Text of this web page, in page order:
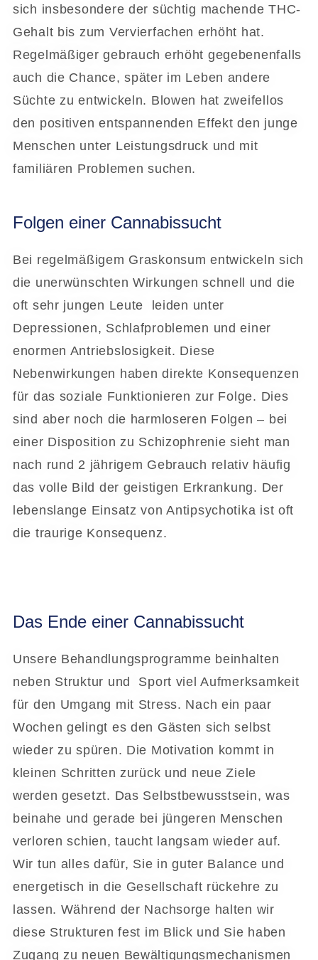
sich insbesondere der süchtig machende THC-
Gehalt bis zum Vervierfachen erhöht hat.
Regelmäßiger gebrauch erhöht gegebenenfalls
auch die Chance, später im Leben andere
Süchte zu entwickeln. Blowen hat zweifellos
den positiven entspannenden Effekt den junge
Menschen unter Leistungsdruck und mit
familiären Problemen suchen.
Folgen einer Cannabissucht
Bei regelmäßigem Graskonsum entwickeln sich
die unerwünschten Wirkungen schnell und die
oft sehr jungen Leute leiden unter
Depressionen, Schlafproblemen und einer
enormen Antriebslosigkeit. Diese
Nebenwirkungen haben direkte Konsequenzen
für das soziale Funktionieren zur Folge. Dies
sind aber noch die harmloseren Folgen – bei
einer Disposition zu Schizophrenie sieht man
nach rund 2 jährigem Gebrauch relativ häufig
das volle Bild der geistigen Erkrankung. Der
lebenslange Einsatz von Antipsychotika ist oft
die traurige Konsequenz.
Das Ende einer Cannabissucht
Unsere Behandlungsprogramme beinhalten
neben Struktur und Sport viel Aufmerksamkeit
für den Umgang mit Stress. Nach ein paar
Wochen gelingt es den Gästen sich selbst
wieder zu spüren. Die Motivation kommt in
kleinen Schritten zurück und neue Ziele
werden gesetzt. Das Selbstbewusstsein, was
beinahe und gerade bei jüngeren Menschen
verloren schien, taucht langsam wieder auf.
Wir tun alles dafür, Sie in guter Balance und
energetisch in die Gesellschaft rückehre zu
lassen. Während der Nachsorge halten wir
diese Strukturen fest im Blick und Sie haben
Zugang zu neuen Bewältigungsmechanismen